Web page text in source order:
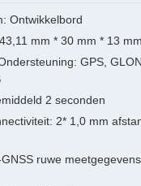
Ontwikkelbord
mm * 30 mm * 13
GPS,
2 seconden
2* 1,0 mm
GNSS ruwe